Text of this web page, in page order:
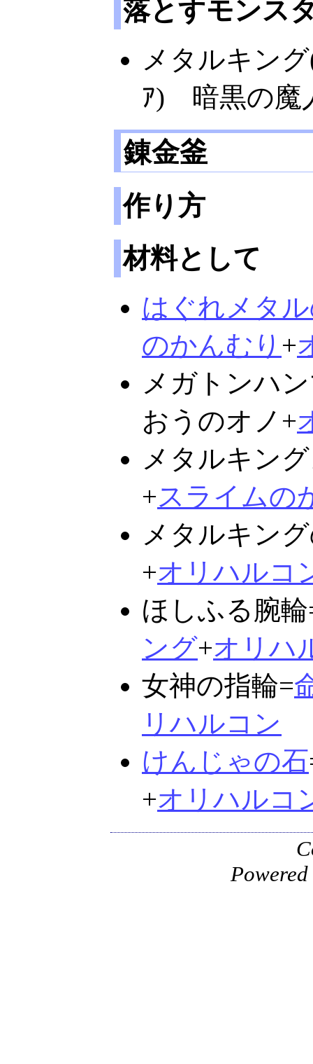
落とすモンス
メタルキン
ｱ) 暗黒の
錬金釜
作り方
材料として
はぐれメタ
のかんむり +
メガトンハ
おうのオノ+
メタルキン
+スライムの
メタルキン
+オリハルコ
ほしふる腕
ング+オリハ
女神の指輪=
リハルコン
けんじゃの石
+オリハルコ